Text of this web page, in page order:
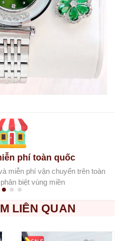
phí toàn quốc
miễn phí vận chuyển trên toàn
biệt vùng miền
LIÊN QUAN